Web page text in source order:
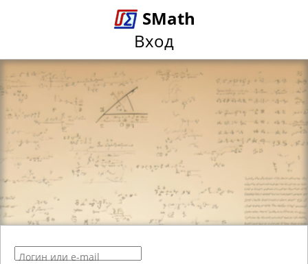
SMath
Вход
Логин или e-mail